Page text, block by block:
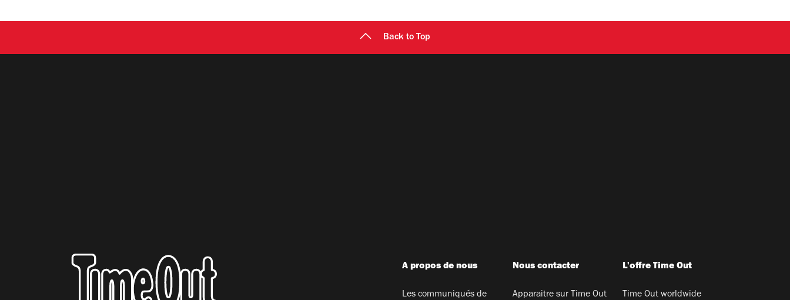
Back to Top
A propos de nous
Les communiqués de
Nous contacter
Apparaitre sur Time Out
L'offre Time Out
Time Out worldwide